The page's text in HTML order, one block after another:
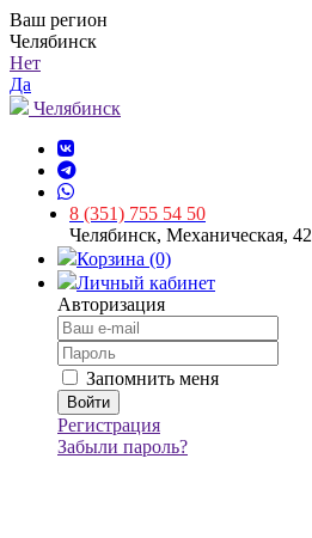
Ваш регион
Челябинск
Нет
Да
Челябинск
8 (351) 755 54 50
Челябинск, Механическая, 42
Корзина (0)
Личный кабинет
Авторизация
Запомнить меня
Регистрация
Забыли пароль?